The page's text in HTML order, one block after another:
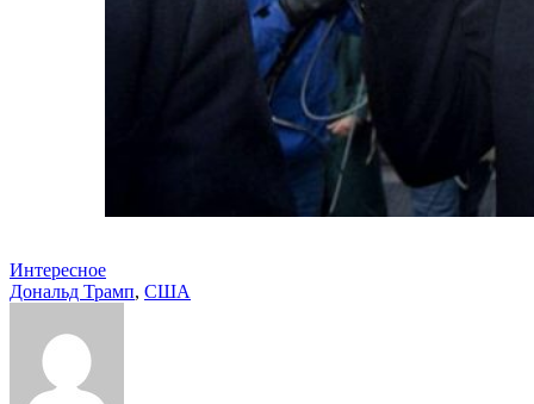
Интересное
Дональд Трамп, США